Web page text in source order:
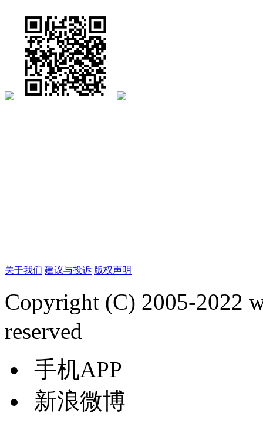
关于我们 建议与投诉 版权声明
Copyright (C) 2005-2022
reserved
手机APP
新浪微博